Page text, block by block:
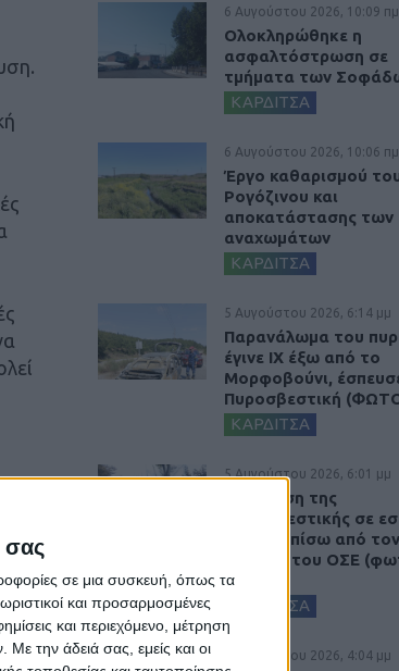
σας
σε μια συσκευή, όπως τα
και προσαρμοσμένες
και περιεχόμενο, μέτρηση
Με την άδειά σας, εμείς και οι
6 Αυγούστου 2026, 10:09 πμ
Ολοκληρώθηκε η
ασφαλτόστρωση σε
τμήματα των
ΚΑΡΔΙΤΣΑ
6 Αυγούστου 2026, 10:06 πμ
Έργο καθαρισμού
Ρογόζινου και
αποκατάστασης των
αναχωμάτων
ΚΑΡΔΙΤΣΑ
5 Αυγούστου 2026, 6:14 μμ
Παρανάλωμα του
έγινε ΙΧ έξω από το
Μορφοβούνι,
Πυροσβεστική
ΚΑΡΔΙΤΣΑ
5 Αυγούστου 2026, 6:01 μμ
Επέμβαση της
Πυροσβεστικής σε
φωτιάς πίσω από τον
σταθμό του ΟΣΕ
βιντεο)
ΚΑΡΔΙΤΣΑ
5 Αυγούστου 2026, 4:04 μμ